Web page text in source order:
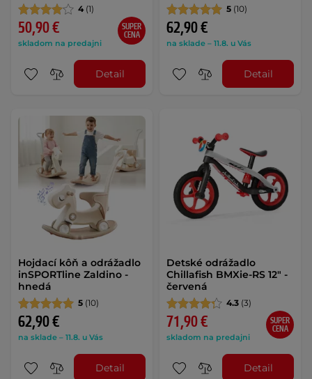
4 (1)
50,90 €
skladom na predajni
SUPER
CENA
Detail
5 (10)
62,90 €
na sklade – 11.8. u Vás
Detail
Hojdací kôň a odrážadlo
inSPORTline Zaldino -
hnedá
5 (10)
62,90 €
na sklade – 11.8. u Vás
Detail
Detské odrážadlo
Chillafish BMXie-RS 12" -
červená
4.3 (3)
71,90 €
skladom na predajni
SUPER
CENA
Detail